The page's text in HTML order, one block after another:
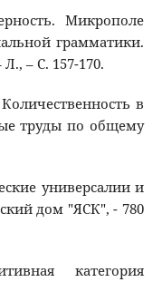
Микрополе
грамматики.
– С. 157-170.
в
труды по общему
универсалии и
дом "ЯСК", - 780
категория